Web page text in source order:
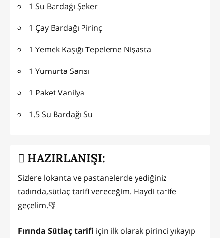
1 Su Bardağı Şeker
1 Çay Bardağı Pirinç
1 Yemek Kaşığı Tepeleme Nişasta
1 Yumurta Sarısı
1 Paket Vanilya
1.5 Su Bardağı Su
HAZIRLANIŞI:
Sizlere lokanta ve pastanelerde yediğiniz
tadında,sütlaç tarifi vereceğim. Haydi tarife
geçelim.👎
Fırında Sütlaç tarifi için ilk olarak pirinci yıkayıp